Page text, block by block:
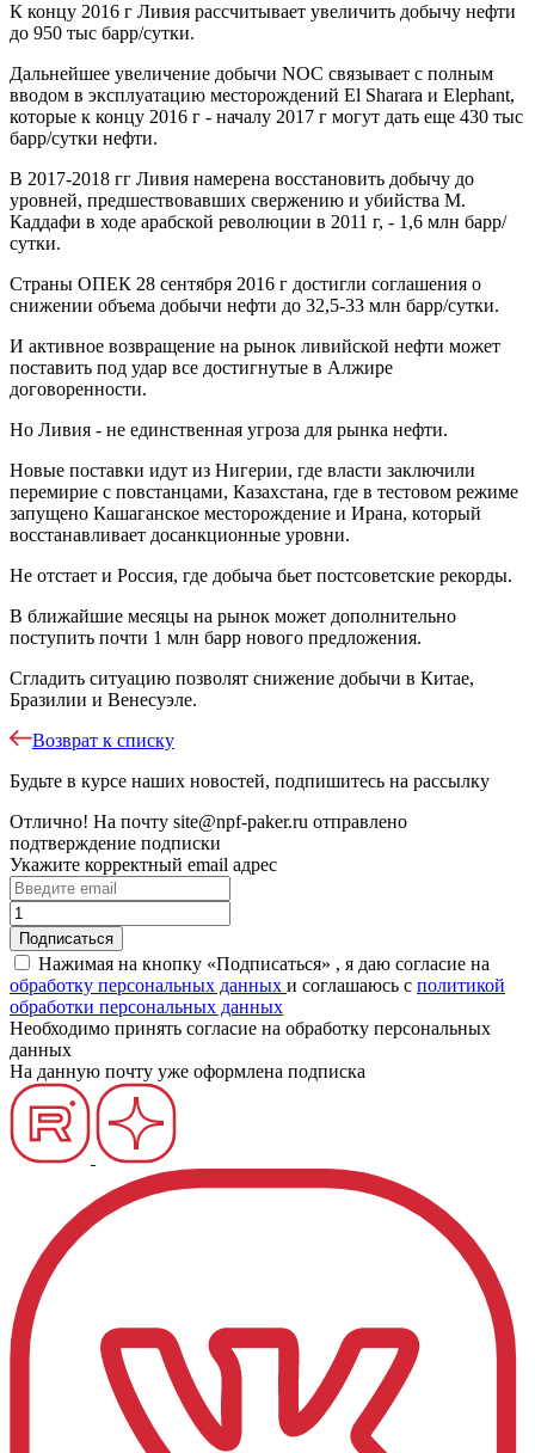
К концу 2016 г Ливия рассчитывает увеличить добычу нефти
до 950 тыс барр/сутки.
Дальнейшее увеличение добычи NOC связывает с полным
вводом в эксплуатацию месторождений El Sharara и Elephant,
которые к концу 2016 г - началу 2017 г могут дать еще 430 тыс
барр/сутки нефти.
В 2017-2018 гг Ливия намерена восстановить добычу до
уровней, предшествовавших свержению и убийства М.
Каддафи в ходе арабской революции в 2011 г, - 1,6 млн барр/
сутки.
Страны ОПЕК 28 сентября 2016 г достигли соглашения о
снижении объема добычи нефти до 32,5-33 млн барр/сутки.
И активное возвращение на рынок ливийской нефти может
поставить под удар все достигнутые в Алжире
договоренности.
Но Ливия - не единственная угроза для рынка нефти.
Новые поставки идут из Нигерии, где власти заключили
перемирие с повстанцами, Казахстана, где в тестовом режиме
запущено Кашаганское месторождение и Ирана, который
восстанавливает досанкционные уровни.
Не отстает и Россия, где добыча бьет постсоветские рекорды.
В ближайшие месяцы на рынок может дополнительно
поступить почти 1 млн барр нового предложения.
Сгладить ситуацию позволят снижение добычи в Китае,
Бразилии и Венесуэле.
Возврат к списку
Будьте в курсе наших новостей, подпишитесь на рассылку
Отлично! На почту site@npf-paker.ru отправлено
подтверждение подписки
Укажите корректный email адрес
Нажимая на кнопку «Подписаться» , я даю согласие на
обработку персональных данных и соглашаюсь c политикой
обработки персональных данных
Необходимо принять согласие на обработку персональных
данных
На данную почту уже оформлена подписка